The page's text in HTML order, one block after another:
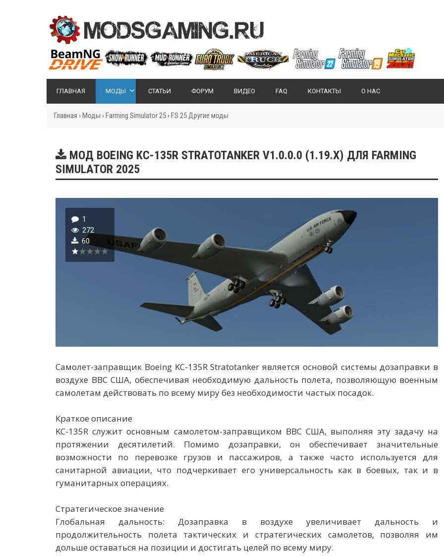
ГЛАВНАЯ МОДЫ СТАТЬИ ФОРУМ ВИДЕО FAQ КОНТАКТЫ О НАС
Главная ›Моды ›Farming Simulator 25 ›FS 25 Другие моды
МОД BOEING KC-135R STRATOTANKER V1.0.0.0 (1.19.X) ДЛЯ FARMING
SIMULATOR 2025
1
272
60
Самолет-заправщик Boeing KC-135R Stratotanker является основой системы дозаправки в
воздухе ВВС США, обеспечивая необходимую дальность полета, позволяющую военным
самолетам действовать по всему миру без необходимости частых посадок.
Краткое описание
KC-135R служит основным самолетом-заправщиком ВВС США, выполняя эту задачу на
протяжении десятилетий. Помимо дозаправки, он обеспечивает значительные
возможности по перевозке грузов и пассажиров, а также часто используется для
санитарной авиации, что подчеркивает его универсальность как в боевых, так и в
гуманитарных операциях.
Стратегическое значение
Глобальная дальность: Дозаправка в воздухе увеличивает дальность и
продолжительность полета тактических и стратегических самолетов, позволяя им
дольше оставаться на позиции и достигать целей по всему миру.